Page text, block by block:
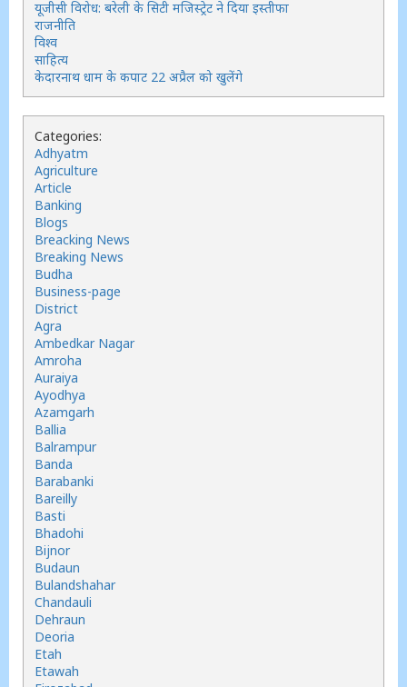
यूजीसी विरोध: बरेली के सिटी मजिस्ट्रेट ने दिया इस्तीफा
राजनीति
विश्व
साहित्य
केदारनाथ धाम के कपाट 22 अप्रैल को खुलेंगे
Categories:
Adhyatm
Agriculture
Article
Banking
Blogs
Breacking News
Breaking News
Budha
Business-page
District
Agra
Ambedkar Nagar
Amroha
Auraiya
Ayodhya
Azamgarh
Ballia
Balrampur
Banda
Barabanki
Bareilly
Basti
Bhadohi
Bijnor
Budaun
Bulandshahar
Chandauli
Dehraun
Deoria
Etah
Etawah